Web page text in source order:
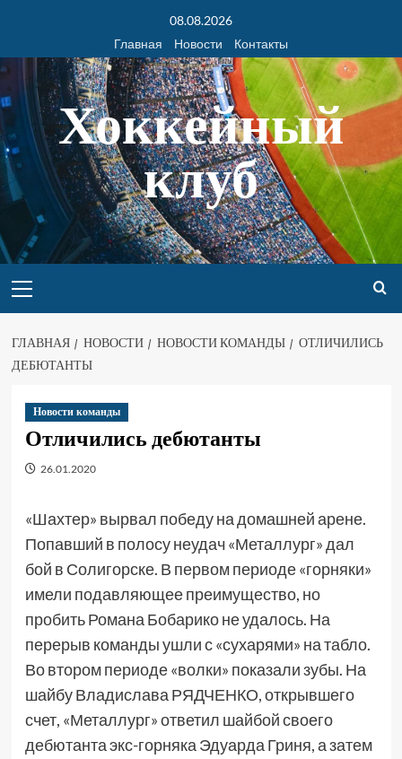
08.08.2026
Главная
Новости Контакты
Хоккейный
клуб
ГЛАВНАЯ НОВОСТИ НОВОСТИ КОМАНДЫ
ОТЛИЧИЛИСЬ
ДЕБЮТАНТЫ
Новости команды
Отличились дебютанты
26.01.2020
«Шахтер» вырвал победу на домашней арене.
Попавший в полосу неудач «Металлург» дал
бой в Солигорске. В первом периоде «горняки»
имели подавляющее преимущество, но
пробить Романа Бобарико не удалось. На
перерыв команды ушли с «сухарями» на табло.
Во втором периоде «волки» показали зубы. На
шайбу Владислава РЯДЧЕНКО, открывшего
счет, «Металлург» ответил шайбой своего
дебютанта экс-горняка Эдуарда Гриня, а затем